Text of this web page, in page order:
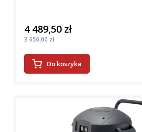
Cena
4 489,50 zł
Cena
3 650,00 zł
Do koszyka